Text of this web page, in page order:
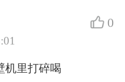
0
机里打碎喝